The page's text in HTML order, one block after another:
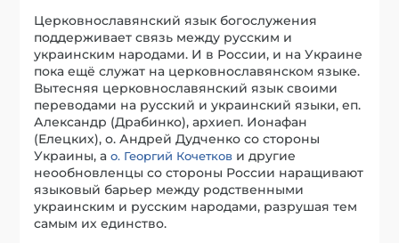
Церковнославянский язык богослужения
поддерживает связь между русским и
украинским народами. И в России, и на Украине
пока ещё служат на церковнославянском языке.
Вытесняя церковнославянский язык своими
переводами на русский и украинский языки, еп.
Александр (Драбинко), архиеп. Ионафан
(Елецких), о. Андрей Дудченко со стороны
Украины, ао. Георгий Кочетков и другие
неообновленцы со стороны России наращивают
языковый барьер между родственными
украинским и русским народами, разрушая тем
самым их единство.